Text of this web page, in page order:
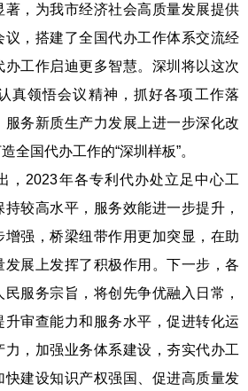
著，为我市经济社会高质量发展提供
议，搭建了全国代办工作体系交流经
工作启迪更多智慧。深圳将以这次
真领悟会议精神，抓好各项工作落
服务新质生产力发展上进一步深化改
全国代办工作的“深圳样板”。
2023年各专利代办处立足中心工
较高水平，服务效能进一步提升，
强，桥梁纽带作用更加突显，在助
发展上发挥了积极作用。下一步，各
服务宗旨，将创先争优融入日常，
审查能力和服务水平，促进转化运
力，加强业务体系建设，夯实代办工
快建设知识产权强国、促进高质量发